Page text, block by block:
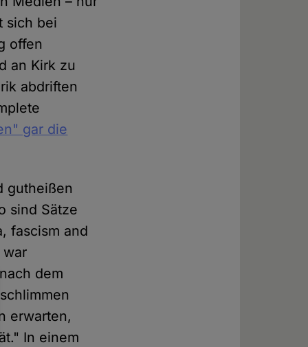
sich bei
offen
an Kirk zu
abdriften
gar die
gutheißen
sind Sätze
fascism and
dem
erwarten,
In einem